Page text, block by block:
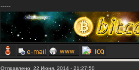
-----
Отправлено: 22 Июня, 2014 - 21:27:50